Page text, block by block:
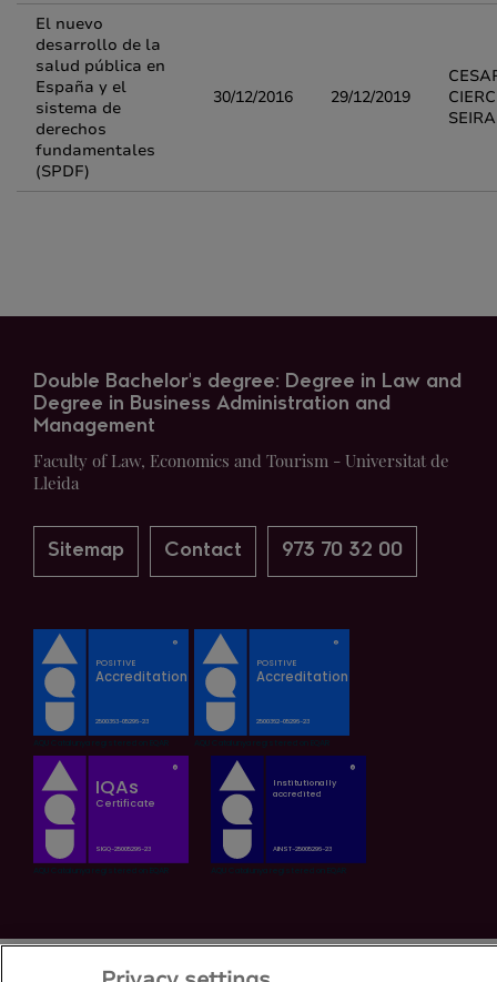
El nuevo
desarrollo de la
salud pública en
España y el
sistema de
derechos
fundamentales
(SPDF)
30/12/2016 29/12/2019
SEIRA
Double Bachelor's degree: Degree in Law and
Degree in Business Administration and
Management
Faculty of Law, Economics and Tourism - Universitat de
Lleida
Sitemap Contact 973 70 32 00